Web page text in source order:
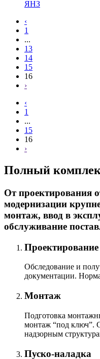
ЯНЗ
‹
1
...
13
14
15
16
›
‹
1
...
15
16
›
Полный
От проектирования
модернизации
монтаж, ввод в
обслуживание
Проектирование
Обследование и
документации.
Монтаж
Подготовка
монтаж “под ключ”.
надзорным
Пуско-наладка